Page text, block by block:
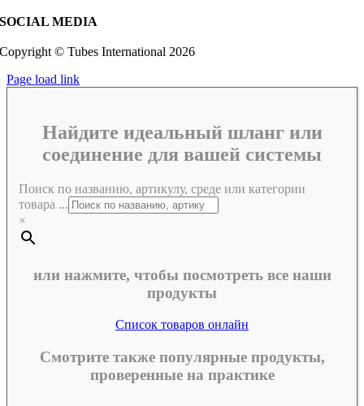
SOCIAL MEDIA
Copyright © Tubes International 2026
Page load link
Найдите идеальный шланг или
соединение для вашей системы
Поиск по названию, артикулу, среде или категории
товара ...
×
или нажмите, чтобы посмотреть все наши
продукты
Список товаров онлайн
Смотрите также популярные продукты,
проверенные на практике